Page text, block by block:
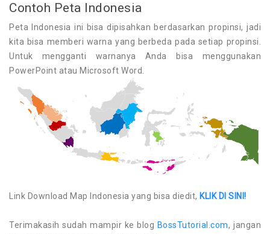
Contoh Peta Indonesia
Peta Indonesia ini bisa dipisahkan berdasarkan propinsi, jadi
kita bisa memberi warna yang berbeda pada setiap propinsi.
Untuk mengganti warnanya Anda bisa menggunakan
PowerPoint atau Microsoft Word.
Link Download Map Indonesia yang bisa diedit, KLIK DI SINI!
Terimakasih sudah mampir ke blog BossTutorial.com, jangan